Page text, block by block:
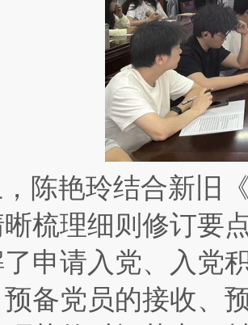
陈艳玲结合新旧
梳理细则修订要
申请入党、入党
备党员的接收、